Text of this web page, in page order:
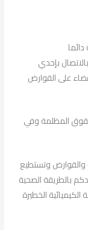
بإحدي
على القوارض
المظلمة وفي
وتستطيع
بالطريقة الصحية
الخطيرة